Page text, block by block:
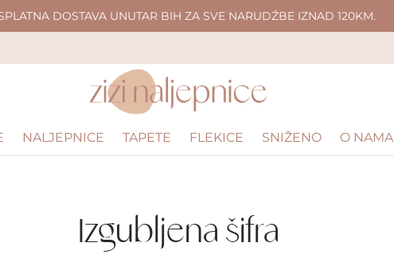
DOSTAVA UNUTAR BIH ZA SVE NARUDŹBE IZNAD 120KM.
NALJEPNICE TAPETE FLEKICE SNIŽENO O NAMA
Izgubljena šifra